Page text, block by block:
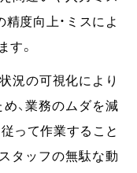
度向上・ミスによ
す。
況の可視化により
、業務のムダを減
って作業すること
タッフの無駄な動